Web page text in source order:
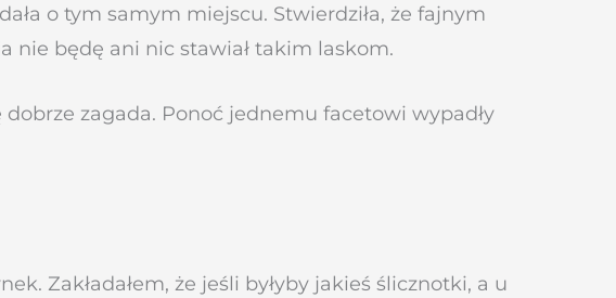
o tym samym miejscu. Stwierdziła, że fajnym
nie będę ani nic stawiał takim laskom.
zagada. Ponoć jednemu facetowi wypadły
Zakładałem, że jeśli byłyby jakieś ślicznotki, a u